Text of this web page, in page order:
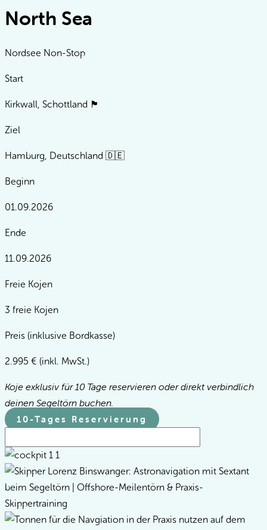
North Sea
Nordsee Non-Stop
Start
Kirkwall, Schottland 🏴󠁧󠁢󠁳󠁣󠁴󠁿
Ziel
Hamburg, Deutschland 🇩🇪
Beginn
01.09.2026
Ende
11.09.2026
Freie Kojen
3 freie Kojen
Preis (inklusive Bordkasse)
2.995 € (inkl. MwSt.)
Koje exklusiv für 10 Tage reservieren oder direkt verbindlich
deinen Segeltörn buchen.
10-Tages Reservierung